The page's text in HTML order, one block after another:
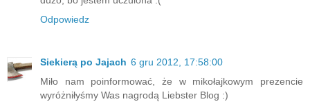
Odpowiedz
Siekierą po Jajach 6 gru 2012, 17:58:00
Miło nam poinformować, że w mikołajkowym prezencie
wyróżniłyśmy Was nagrodą Liebster Blog :)